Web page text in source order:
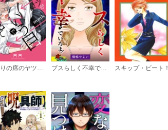
（６）
必要ポイント：690
（７）
（８）
となりの席のヤツがそういう目で見てくる ブスらしく不幸でいろよ！ スキップ・ビート！